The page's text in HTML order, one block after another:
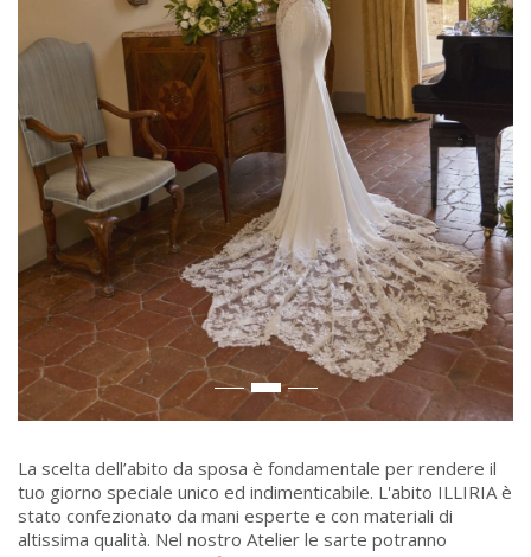
La scelta dell’abito da sposa è fondamentale per rendere il
tuo giorno speciale unico ed indimenticabile. L'abito ILLIRIA è
stato confezionato da mani esperte e con materiali di
altissima qualità. Nel nostro Atelier le sarte potranno